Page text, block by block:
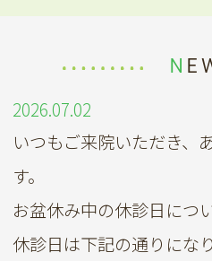
2026.07.02
いつもご来院いただき、
す。
お盆休み中の休診日につ
休診日は下記の通りになり